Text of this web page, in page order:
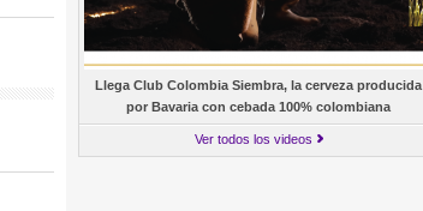
Llega Club Colombia Siembra, la cerveza producida
por Bavaria con cebada 100% colombiana
Ver todos los videos